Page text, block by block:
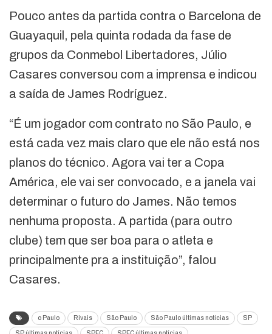
Pouco antes da partida contra o Barcelona de
Guayaquil, pela quinta rodada da fase de
grupos da Conmebol Libertadores, Júlio
Casares conversou com a imprensa e indicou
a saída de James Rodríguez.
“É um jogador com contrato no São Paulo, e
está cada vez mais claro que ele não está nos
planos do técnico. Agora vai ter a Copa
América, ele vai ser convocado, e a janela vai
determinar o futuro do James. Não temos
nenhuma proposta. A partida (para outro
clube) tem que ser boa para o atleta e
principalmente pra a instituição”, falou
Casares.
o Paulo Rivais São Paulo São Paulo últimas notícias SP